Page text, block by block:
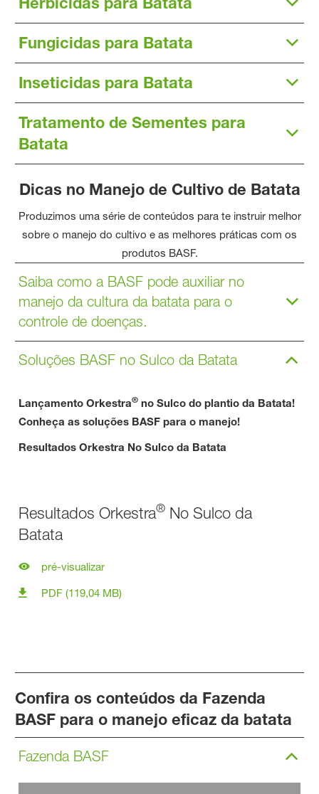
Fungicidas para Batata
Inseticidas para Batata
Tratamento de Sementes para
Batata
Dicas no Manejo de Cultivo de Batata
Produzimos uma série de conteúdos para te instruir melhor
sobre o manejo do cultivo e as melhores práticas com os
produtos BASF.
Saiba como a BASF pode auxiliar no
manejo da cultura da batata para o
controle de doenças.
Soluções BASF no Sulco da Batata
Lançamento Orkestra® no Sulco do plantio da Batata!
Conheça as soluções BASF para o manejo!
Resultados Orkestra No Sulco da Batata
Resultados Orkestra® No Sulco da
Batata
pré-visualizar
PDF (119,04 MB)
Confira os conteúdos da Fazenda
BASF para o manejo eficaz da batata
Fazenda BASF